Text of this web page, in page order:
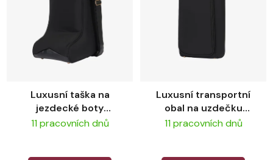
Luxusní taška na
jezdecké boty
LeMieux Luxe Boot
11 pracovních dnů
Luxusní transportní
obal na uzdečku
LeMieux Luxe Bridle
11 pracovních dnů